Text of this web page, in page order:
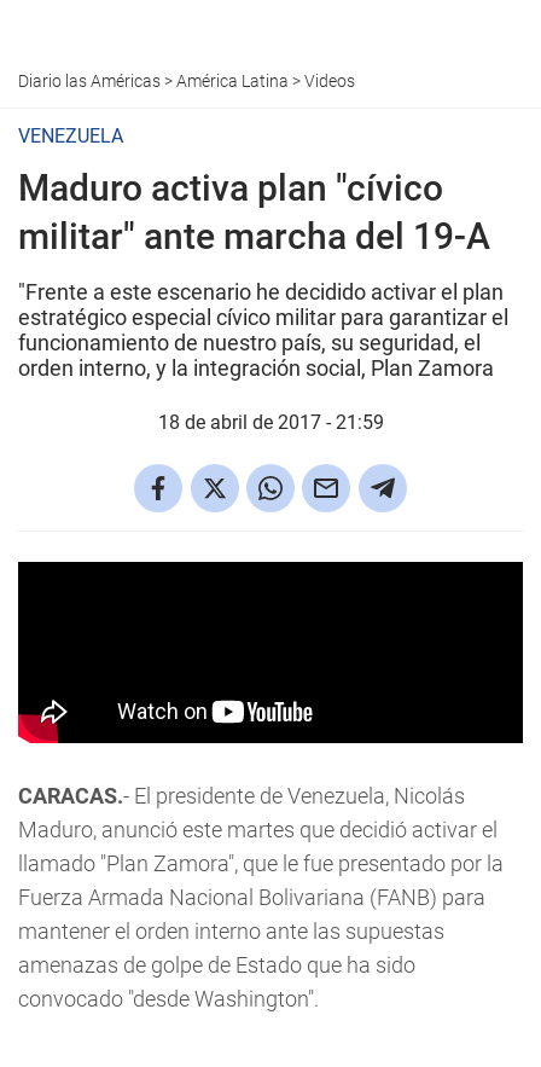
Diario las Américas>América Latina >Videos
VENEZUELA
Maduro activa plan "cívico
militar" ante marcha del 19-A
"Frente a este escenario he decidido activar el plan
estratégico especial cívico militar para garantizar el
funcionamiento de nuestro país, su seguridad, el
orden interno, y la integración social, Plan Zamora
18 de abril de 2017 - 21:59
CARACAS.- El presidente de Venezuela, Nicolás
Maduro, anunció este martes que decidió activar el
llamado "Plan Zamora", que le fue presentado por la
Fuerza Armada Nacional Bolivariana (FANB) para
mantener el orden interno ante las supuestas
amenazas de golpe de Estado que ha sido
convocado "desde Washington".